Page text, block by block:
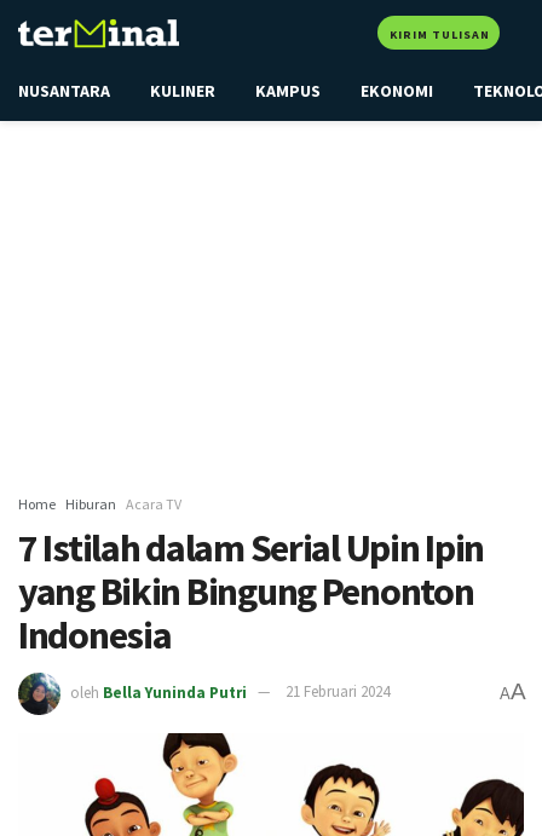
KIRIM TULISAN
NUSANTARA KULINER KAMPUS EKONOMI
Home Hiburan Acara TV
7 Istilah dalam Serial Upin Ipin
yang Bikin Bingung Penonton
Indonesia
oleh Bella Yuninda Putri 21 Februari 2024 AA